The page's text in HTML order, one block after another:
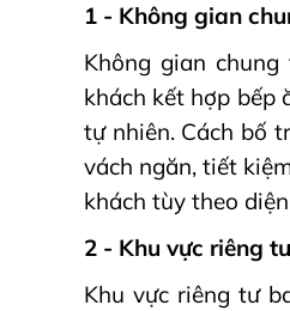
1 - Không gian
Không gian
khách kết hợp bếp
tự nhiên. Cách bố
vách ngăn, tiết
khách tùy theo
2 - Khu vực riêng tư
Khu vực riêng tư